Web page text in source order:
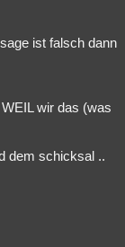
ist falsch dann
wir das (was
dem schicksal ..